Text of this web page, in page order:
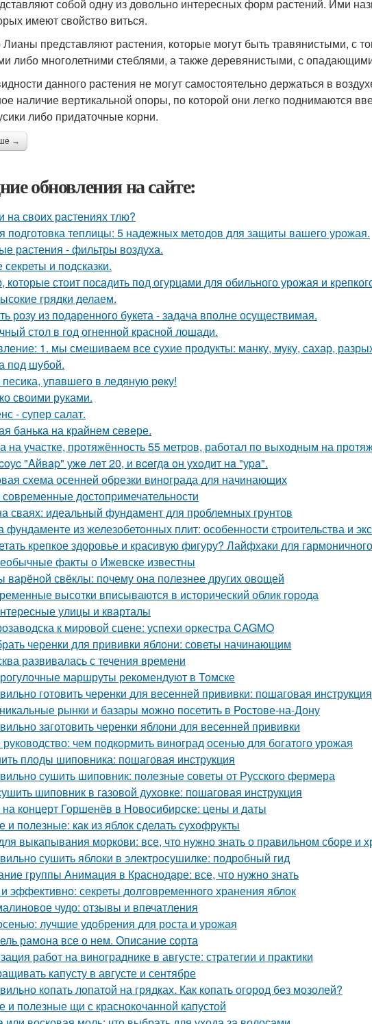
собой одну из довольно интересных форм растений. Ими
имеют свойство виться.
представляют растения, которые могут быть травянистыми, с
либо многолетними стеблями, а также деревянистыми, с
данного растения не могут самостоятельно держаться в
наличие вертикальной опоры, по которой они легко поднимаются
либо придаточные корни.
→
обновления на сайте:
на своих растениях тлю?
подготовка теплицы: 5 надежных методов для защиты вашего урожая.
растения - фильтры воздуха.
и подсказки.
которые стоит посадить под огурцами для обильного урожая и
грядки делаем.
розу из подаренного букета - задача вполне осуществимая.
стол в год огненной красной лошади.
1. мы смешиваем все сухие продукты: манку, муку, сахар,
под шубой.
упaвшего в ледяную рeку!
своими руками.
- супер салат.
банька на крайнем севере.
на участке, протяжённость 55 метров, работал по выходным на
"Aйвap" ужe лeт 20, и вceгдa oн уxoдит нa "уpa".
схема осенней обрезки винограда для начинающих
современные достопримечательности
сваях: идеальный фундамент для проблемных грунтов
из железобетонных плит: особенности строительства и
крепкое здоровье и красивую фигуру? Лайфхаки для
факты о Ижевске известны
варёной свёклы: почему она полезнее других овощей
высотки вписываются в исторический облик города
улицы и кварталы
к мировой сцене: успехи оркестра CAGMO
черенки для прививки яблони: советы начинающим
развивалась с течения времени
маршруты рекомендуют в Томске
готовить черенки для весенней прививки: пошаговая инструкция
рынки и базары можно посетить в Ростове-на-Дону
заготовить черенки яблони для весенней прививки
чем подкормить виноград осенью для богатого урожая
плоды шиповника: пошаговая инструкция
сушить шиповник: полезные советы от Русского фермера
шиповник в газовой духовке: пошаговая инструкция
концерт Горшенёв в Новосибирске: цены и даты
и полезные: как из яблок сделать сухофрукты
выкапывания моркови: все, что нужно знать о правильном сборе и
сушить яблоки в электросушилке: подробный гид
группы Анимация в Краснодаре: все, что нужно знать
эффективно: секреты долговременного хранения яблок
чудо: отзывы и впечатления
лучшие удобрения для роста и урожая
рамона все о нем. Описание сорта
работ на винограднике в августе: стратегии и практики
капусту в августе и сентябре
копать лопатой на грядках. Как копать огород без мозолей?
и полезные щи с краснокочанной капустой